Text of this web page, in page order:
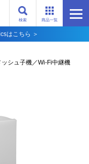
商品一覧
検索
はこちら ＞
シュ子機／Wi-Fi中継機